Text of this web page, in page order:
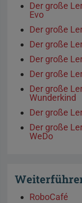
Der große
Evo
Der große
Der große
Der große
Der große
Der große
Wunderkind
Der große
Der große
WeDo
RoboCafé